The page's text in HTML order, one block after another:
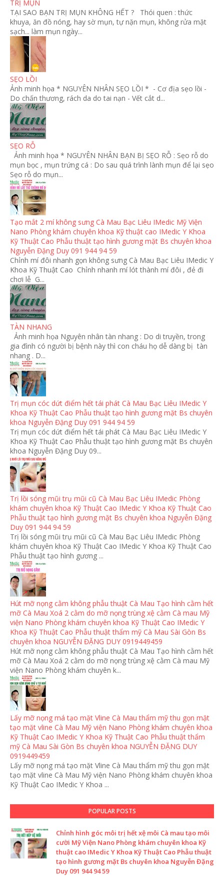
TRỊ MỤN
TẠI SAO BẠN TRỊ MỤN KHÔNG HẾT ? Thói quen : thức
khuya, ăn đồ nóng, hay sờ mụn, tự nặn mụn, không rửa mặt
sạch... làm mụn ngày...
SẸO LỒI
Ảnh minh họa * NGUYÊN NHÂN SẸO LỒI * - Cơ địa sẹo lồi -
Do chấn thương, rách da do tai nạn - Vết cắt d...
SẸO RỖ
Ảnh minh họa * NGUYÊN NHÂN BẠN BỊ SẸO RỖ : Sẹo rỗ do
mụn bọc , mụn trứng cá : Do sau quá trình lành mụn để lại sẹo
Sẹo rỗ do mụn...
Tạo mắt 2 mí không sưng Cà Mau Bạc Liêu IMedic Mỹ Viện
Nano Phòng khám chuyên khoa Kỹ thuật cao IMedic Y Khoa
Kỹ Thuật Cao Phẫu thuật tạo hình gương mặt Bs chuyên khoa
Nguyễn Đặng Duy 091 944 94 59
Chỉnh mí đôi nhanh gọn không sưng Cà Mau Bạc Liêu IMedic Y
Khoa Kỹ Thuật Cao Chỉnh nhanh mí lót thành mí đôi , đẻ đi
chơi lễ G...
TÀN NHANG
Ảnh minh họa Nguyên nhân tàn nhang : Do di truyền, trong
gia đình có người bị bệnh này thì con cháu họ dễ dàng bị tàn
nhang . D...
Trị mụn cóc dứt điểm hết tái phát Cà Mau Bạc Liêu IMedic Y
Khoa Kỹ Thuật Cao Phẫu thuật tạo hình gương mặt Bs chuyên
khoa Nguyễn Đặng Duy 091 944 94 59
Trị mụn cóc dứt điểm hết tái phát Cà Mau Bạc Liêu IMedic Y
Khoa Kỹ Thuật Cao Phẫu thuật tạo hình gương mặt Bs chuyên
khoa Nguyễn Đặng Duy 09...
Trị lồi sóng mũi trụ mũi cũ Cà Mau Bạc Liêu IMedic Phòng
khám chuyên khoa Kỹ Thuật Cao IMedic Y Khoa Kỹ Thuật Cao
Phẫu thuật tạo hình gương mặt Bs chuyên khoa Nguyễn Đặng
Duy 091 944 94 59
Trị lồi sóng mũi trụ mũi cũ Cà Mau Bạc Liêu IMedic Phòng
khám chuyên khoa Kỹ Thuật Cao IMedic Y Khoa Kỹ Thuật Cao
Phẫu thuật tạo hình gương ...
Hút mỡ nọng cằm không phẫu thuật Cà Mau Tạo hình cằm hết
mỡ Cà Mau Xoá 2 cằm do mỡ nọng trùng xệ cằm Cà mau Mỹ
viện Nano Phòng khám chuyên khoa Kỹ Thuật Cao IMedic Y
Khoa Kỹ Thuật Cao Phẫu thuật thẩm mỹ Cà Mau Sài Gòn Bs
chuyên khoa NGUYỄN ĐẶNG DUY 0919449459
Hút mỡ nọng cằm không phẫu thuật Cà Mau Tạo hình cằm hết
mỡ Cà Mau Xoá 2 cằm do mỡ nọng trùng xệ cằm Cà mau Mỹ
viện Nano Phòng khám chuyên k...
Lấy mỡ nọng má tạo mặt Vline Cà Mau thẩm mỹ thu gọn mặt
tạo mặt vline Cà Mau Mỹ viện Nano Phòng khám chuyên khoa
Kỹ Thuật Cao IMedic Y Khoa Kỹ Thuật Cao Phẫu thuật thẩm
mỹ Cà Mau Sài Gòn Bs chuyên khoa NGUYỄN ĐẶNG DUY
0919449459
Lấy mỡ nọng má tạo mặt Vline Cà Mau thẩm mỹ thu gọn mặt
tạo mặt vline Cà Mau Mỹ viện Nano Phòng khám chuyên khoa
Kỹ Thuật Cao IMedic Y Khoa ...
POPULAR POSTS
Chỉnh hình góc môi trị hết xệ môi Cà mau tạo môi
cười Mỹ Viện Nano Phòng khám chuyên khoa Kỹ
thuật cao IMedic Y Khoa Kỹ Thuật Cao Phẫu thuật
tạo hình gương mặt Bs chuyên khoa Nguyễn Đặng
Duy 091 944 94 59